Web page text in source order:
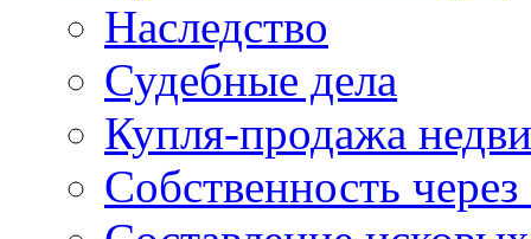
Наследство
Судебные дела
Купля-продажа
Собственность через